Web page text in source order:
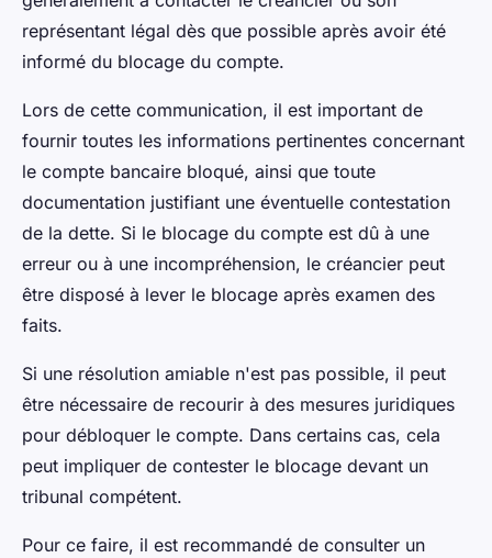
représentant légal dès que possible après avoir été
informé du blocage du compte.
Lors de cette communication, il est important de
fournir toutes les informations pertinentes concernant
le compte bancaire bloqué, ainsi que toute
documentation justifiant une éventuelle contestation
de la dette. Si le blocage du compte est dû à une
erreur ou à une incompréhension, le créancier peut
être disposé à lever le blocage après examen des
faits.
Si une résolution amiable n'est pas possible, il peut
être nécessaire de recourir à des mesures juridiques
pour débloquer le compte. Dans certains cas, cela
peut impliquer de contester le blocage devant un
tribunal compétent.
Pour ce faire, il est recommandé de consulter un